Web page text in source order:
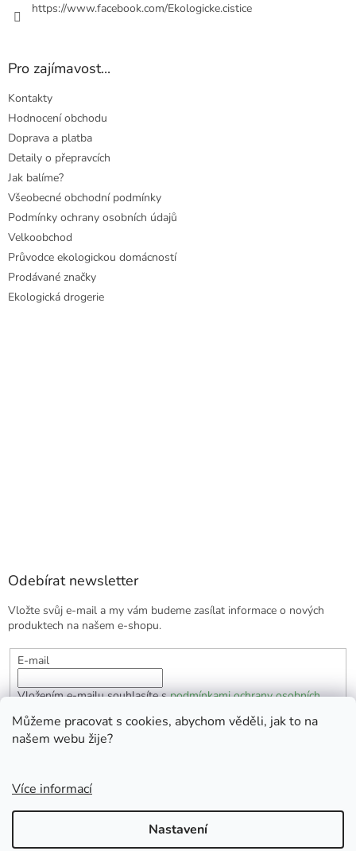
Můžeme pracovat s cookies, abychom věděli, jak to na
našem webu žije?
Více informací
Nastavení
https://www.facebook.com/Ekologicke.cistice
Pro zajímavost...
Kontakty
Hodnocení obchodu
Doprava a platba
Detaily o přepravcích
Jak balíme?
Všeobecné obchodní podmínky
Podmínky ochrany osobních údajů
Velkoobchod
Průvodce ekologickou domácností
Prodávané značky
Ekologická drogerie
Odebírat newsletter
Vložte svůj e-mail a my vám budeme zasílat informace o nových
produktech na našem e-shopu.
E-mail
Vložením e-mailu souhlasíte spodmínkami ochrany osobních
PŘIHLÁSIT SE